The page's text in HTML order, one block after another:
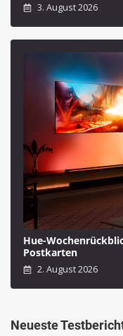
3. August 2026
Hue-
Postkarten
2. August 2026
Neueste